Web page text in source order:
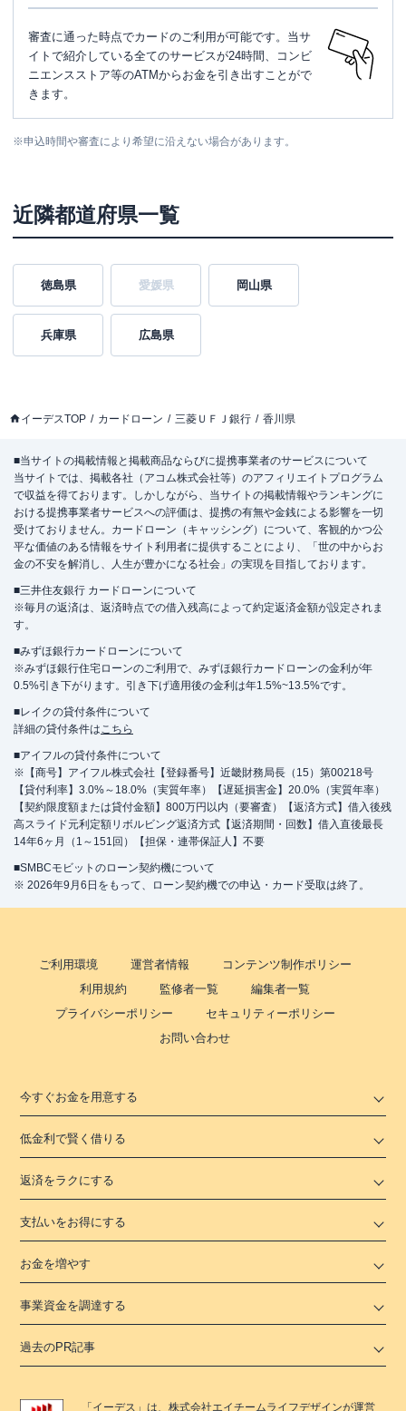
審査に通った時点でカードのご利用が可能です。当サ
イトで紹介している全てのサービスが24時間、コンビ
ニエンスストア等のATMからお金を引き出すことがで
きます。
※申込時間や審査により希望に沿えない場合があります。
近隣都道府県一覧
徳島県 愛媛県 岡山県
兵庫県 広島県
イーデスTOP カードローン 三菱ＵＦＪ銀行 香川県
■当サイトの掲載情報と掲載商品ならびに提携事業者のサービスについて
当サイトでは、掲載各社（アコム株式会社等）のアフィリエイトプログラム
で収益を得ております。しかしながら、当サイトの掲載情報やランキングに
おける提携事業者サービスへの評価は、提携の有無や金銭による影響を一切
受けておりません。カードローン（キャッシング）について、客観的かつ公
平な価値のある情報をサイト利用者に提供することにより、「世の中からお
金の不安を解消し、人生が豊かになる社会」の実現を目指しております。
■三井住友銀行 カードローンについて
※毎月の返済は、返済時点での借入残高によって約定返済金額が設定されま
す。
■みずほ銀行カードローンについて
※みずほ銀行住宅ローンのご利用で、みずほ銀行カードローンの金利が年
0.5%引き下がります。引き下げ適用後の金利は年1.5%~13.5%です。
■レイクの貸付条件について
詳細の貸付条件はこちら
■アイフルの貸付条件について
※【商号】アイフル株式会社【登録番号】近畿財務局長（15）第00218号
【貸付利率】3.0%～18.0%（実質年率）【遅延損害金】20.0%（実質年率）
【契約限度額または貸付金額】800万円以内（要審査）【返済方式】借入後残
高スライド元利定額リボルビング返済方式【返済期間・回数】借入直後最長
14年6ヶ月（1～151回）【担保・連帯保証人】不要
■SMBCモビットのローン契約機について
※ 2026年9月6日をもって、ローン契約機での申込・カード受取は終了。
ご利用環境 運営者情報
コンテンツ制作ポリシー
利用規約
監修者一覧
編集者一覧
プライバシーポリシー
セキュリティーポリシー
お問い合わせ
今すぐお金を用意する
低金利で賢く借りる
返済をラクにする
支払いをお得にする
お金を増やす
事業資金を調達する
過去のPR記事
「 イーデス 」は、株式会社エイチームライフデザインが運営